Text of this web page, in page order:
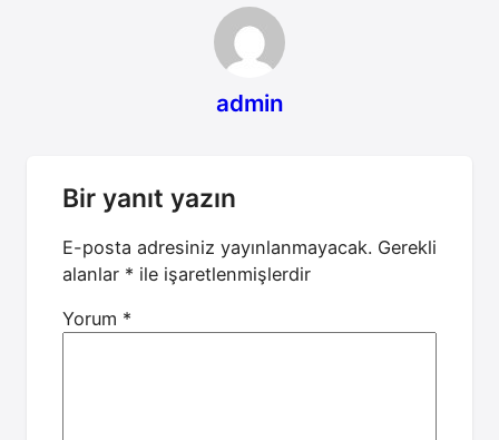
admin
Bir yanıt yazın
E-posta adresiniz yayınlanmayacak. Gerekli
alanlar * ile işaretlenmişlerdir
Yorum *